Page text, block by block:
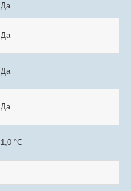
Да
Да
Да
Да
1,0 °С